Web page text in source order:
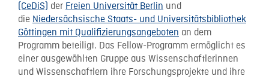
(CeDiS) der Freien Universität Berlin und
die Niedersächsische Staats- und Universitätsbibliothek
Göttingen mit Qualifizierungsangeboten an dem
Programm beteiligt. Das Fellow-Programm ermöglicht es
einer ausgewählten Gruppe aus Wissenschaftlerinnen
und Wissenschaftlern ihre Forschungsprojekte und ihre